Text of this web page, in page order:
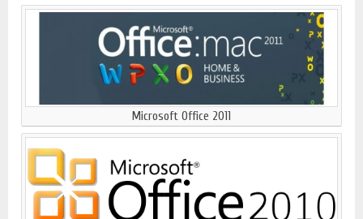
Microsoft Office 2011